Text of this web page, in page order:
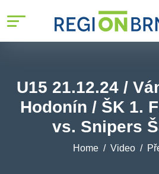
U15 21.12.24 /
Hodonín / ŠK 1.
vs. Snipers
Home Video